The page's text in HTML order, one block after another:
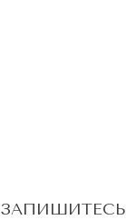
ЗАПИШИТЕСЬ